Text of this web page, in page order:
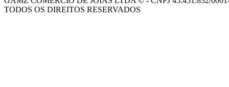
TODOS OS DIREITOS RESERVADOS